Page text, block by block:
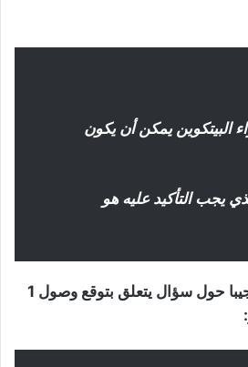
البيتكوين يمكن أن يكون
يجب التأكيد عليه هو
وأضاف ذات المحلل، مجيبا حول سؤال يتعلق بتوقع وصول 1